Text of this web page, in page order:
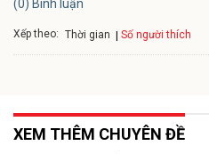
(0) Bình luận
Xếp theo: Thời gian Số người thích
XEM THÊM CHUYÊN ĐỀ